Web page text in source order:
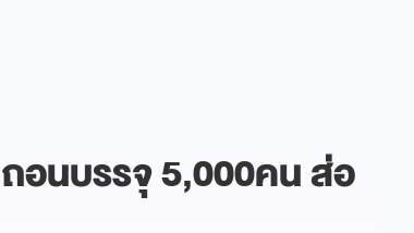
อนบรรจุ 5,000คน ส่อ